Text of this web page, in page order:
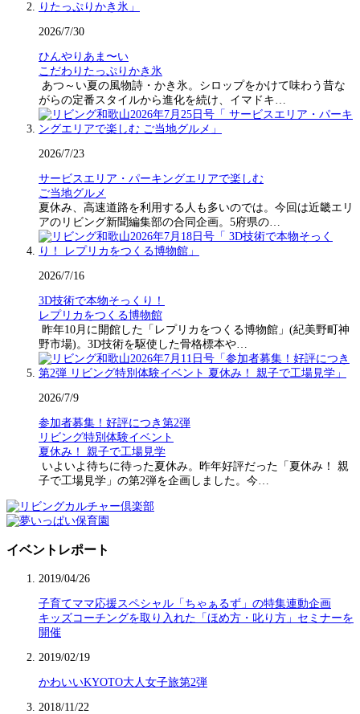
2026/7/30
ひんやりあま〜い
こだわりたっぷりかき氷
あつ～い夏の風物詩・かき氷。シロップをかけて味わう昔な
がらの定番スタイルから進化を続け、イマドキ…
2026/7/23
サービスエリア・パーキングエリアで楽しむ
ご当地グルメ
夏休み、高速道路を利用する人も多いのでは。今回は近畿エリ
アのリビング新聞編集部の合同企画。5府県の…
2026/7/16
3D技術で本物そっくり！
レプリカをつくる博物館
昨年10月に開館した「レプリカをつくる博物館」(紀美野町神
野市場)。3D技術を駆使した骨格標本や…
2026/7/9
参加者募集！好評につき第2弾
リビング特別体験イベント
夏休み！ 親子で工場見学
いよいよ待ちに待った夏休み。昨年好評だった「夏休み！ 親
子で工場見学」の第2弾を企画しました。今…
イベントレポート
2019/04/26
子育てママ応援スペシャル「ちゃぁるず」の特集連動企画
キッズコーチングを取り入れた「ほめ方・叱り方」セミナーを
開催
2019/02/19
かわいいKYOTO大人女子旅第2弾
2018/11/22